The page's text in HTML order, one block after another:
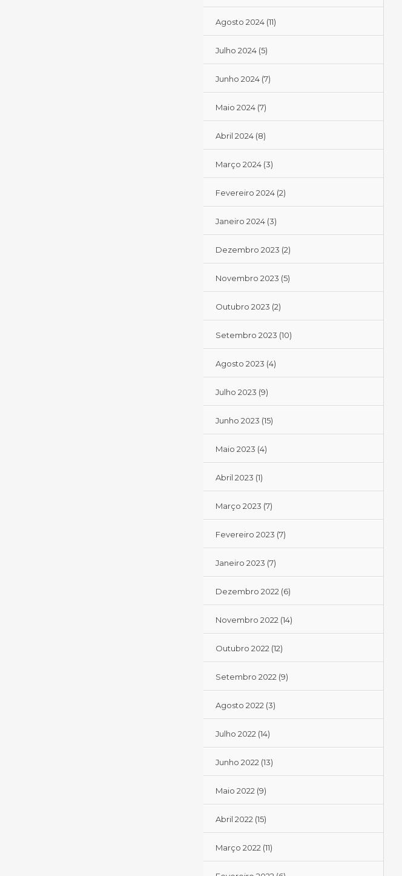
Agosto 2024(11)
Julho 2024(5)
Junho 2024(7)
Maio 2024(7)
Abril 2024(8)
Março 2024(3)
Fevereiro 2024(2)
Janeiro 2024(3)
Dezembro 2023 (2)
Novembro 2023 (5)
Outubro 2023 (2)
Setembro 2023 (10)
Agosto 2023 (4)
Julho 2023 (9)
Junho 2023 (15)
Maio 2023 (4)
Abril 2023 (1)
Março 2023 (7)
Fevereiro 2023 (7)
Janeiro 2023 (7)
Dezembro 2022 (6)
Novembro 2022 (14)
Outubro 2022 (12)
Setembro 2022 (9)
Agosto 2022 (3)
Julho 2022 (14)
Junho 2022 (13)
Maio 2022 (9)
Abril 2022 (15)
Março 2022 (11)